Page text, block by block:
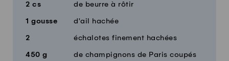
2 cs de beurre à rôtir
1 gousse d'ail hachée
2 échalotes finement hachées
450 g
de champignons de Paris coupés